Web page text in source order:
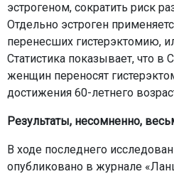
эстрогеном, сократить риск
Отдельно эстроген
перенесших гистерэктомию,
Статистика показывает, что в
женщин переносят
достижения 60-летнего
Результаты, несомненно,
В ходе последнего
опубликовано в журнале